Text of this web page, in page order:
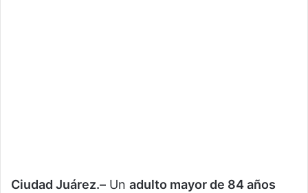
Ciudad Juárez.– Un adulto mayor de 84 años